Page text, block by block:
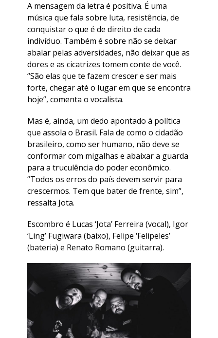
A mensagem da letra é positiva. É uma
música que fala sobre luta, resistência, de
conquistar o que é de direito de cada
indivíduo. Também é sobre não se deixar
abalar pelas adversidades, não deixar que as
dores e as cicatrizes tomem conte de você.
“São elas que te fazem crescer e ser mais
forte, chegar até o lugar em que se encontra
hoje”, comenta o vocalista.
Mas é, ainda, um dedo apontado à política
que assola o Brasil. Fala de como o cidadão
brasileiro, como ser humano, não deve se
conformar com migalhas e abaixar a guarda
para a truculência do poder econômico.
“Todos os erros do país devem servir para
crescermos. Tem que bater de frente, sim”,
ressalta Jota.
Escombro é Lucas ‘Jota’ Ferreira (vocal), Igor
‘Ling’ Fugiwara (baixo), Felipe ‘Felipeles’
(bateria) e Renato Romano (guitarra).